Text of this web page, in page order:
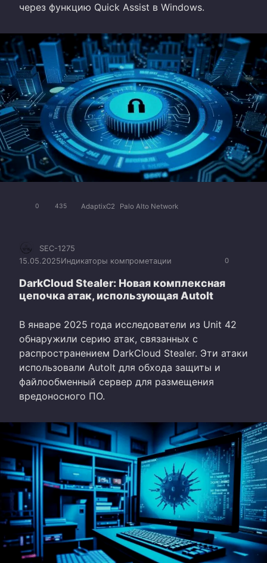
через функцию Quick Assist в Windows.
0 435 AdaptixC2 Palo Alto Network
0
SEC-1275
15.05.2025Индикаторы компрометации
DarkCloud Stealer: Новая комплексная
цепочка атак, использующая AutoIt
В январе 2025 года исследователи из Unit 42
обнаружили серию атак, связанных с
распространением DarkCloud Stealer. Эти атаки
использовали AutoIt для обхода защиты и
файлообменный сервер для размещения
вредоносного ПО.